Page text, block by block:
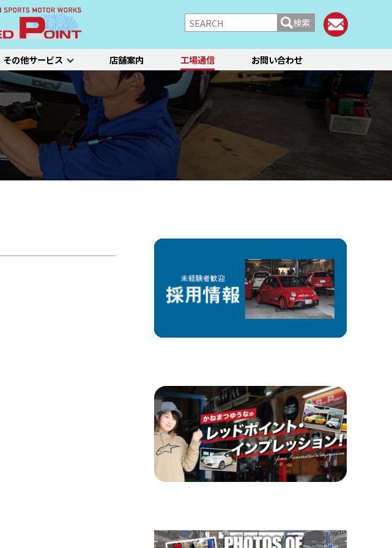
検索
ホイールアライメント点検・調整
オイル交換
新車点検整備 12か月点検/24か月点検
ステージ2／ルーティーン
ステージ3／リフレッシュ
アルファロメオ フィアット／アバルト
サスペンション/シャーシ
ブレーキ
インテリア 快適装備
その他サービス
車両買い取り
レンタカー
店舗案内 工場通信 お問い合わせ